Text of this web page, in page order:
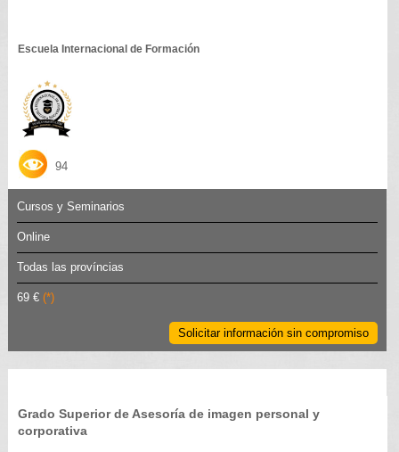
Escuela Internacional de Formación
94
Cursos y Seminarios
Online
Todas las províncias
69 € (*)
Solicitar información sin compromiso
Grado Superior de Asesoría de imagen personal y
corporativa